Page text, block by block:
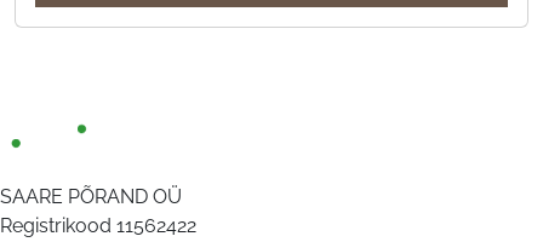
SAARE PÕRAND OÜ
Registrikood 11562422